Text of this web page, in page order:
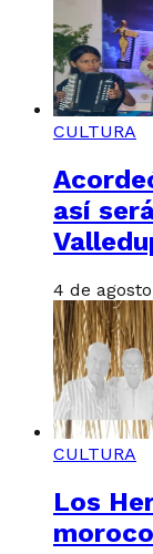
CULTURA
así
4 de
CULTURA
Los